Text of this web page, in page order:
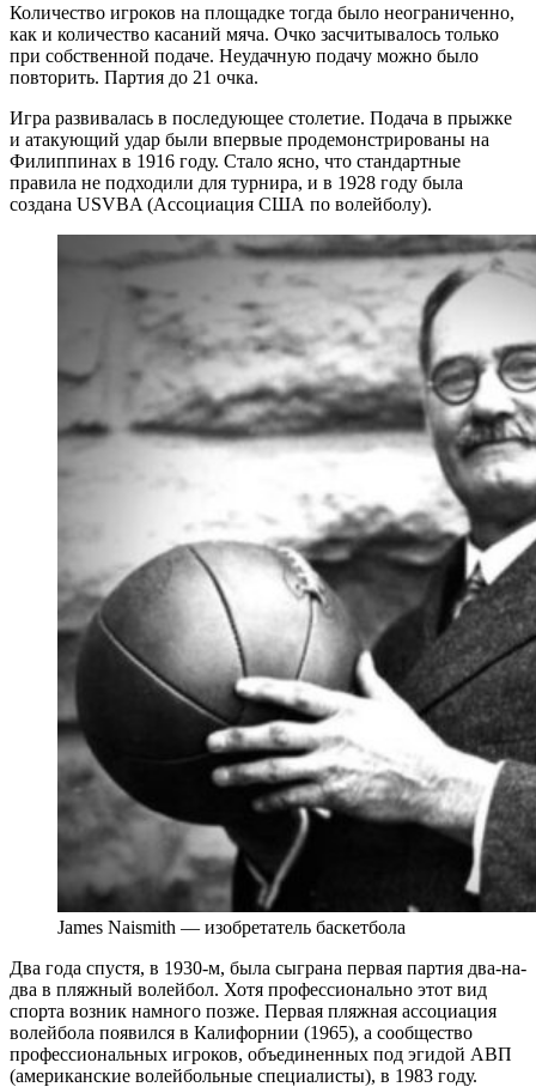
Количество игроков на площадке тогда было неограниченно,
как и количество касаний мяча. Очко засчитывалось только
при собственной подаче. Неудачную подачу можно было
повторить. Партия до 21 очка.
Игра развивалась в последующее столетие. Подача в прыжке
и атакующий удар были впервые продемонстрированы на
Филиппинах в 1916 году. Стало ясно, что стандартные
правила не подходили для турнира, и в 1928 году была
создана USVBA (Ассоциация США по волейболу).
James Naismith — изобретатель баскетбола
Два года спустя, в 1930-м, была сыграна первая партия два-на-
два в пляжный волейбол. Хотя профессионально этот вид
спорта возник намного позже. Первая пляжная ассоциация
волейбола появился в Калифорнии (1965), а сообщество
профессиональных игроков, объединенных под эгидой АВП
(американские волейбольные специалисты), в 1983 году.